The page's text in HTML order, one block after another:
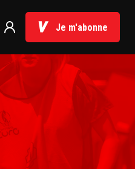
Je m'abonne